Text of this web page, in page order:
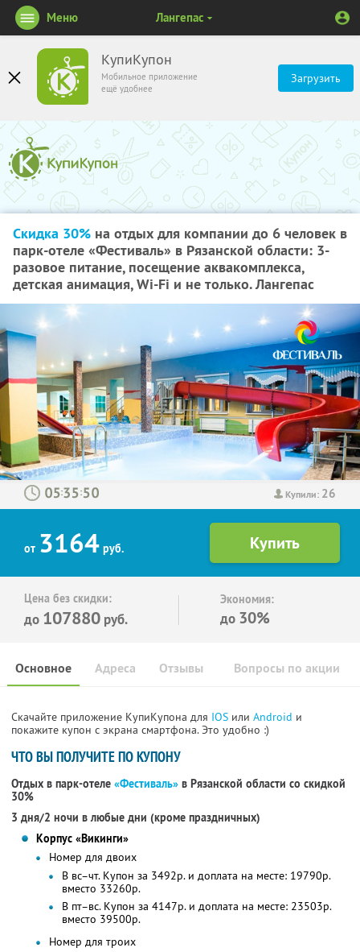
КупиКупон
Мобильное приложение
ещё удобнее
Загрузить
Меню Лангепас
Скидка 30% на отдых для компании до 6 человек в
парк-отеле «Фестиваль» в Рязанской области: 3-
разовое питание, посещение аквакомплекса,
детская анимация, Wi-Fi и не только. Лангепас
Купили: 26
: :
от 3164 руб.
Цена без скидки:
до 107880 руб.
Экономия:
до 30%
Основное Отзывы Вопросы по акции
Адреса
Скачайте приложение КупиКупона для IOS или Android и
покажите купон с экрана смартфона. Это удобно :)
ЧТО ВЫ ПОЛУЧИТЕ ПО КУПОНУ
Отдых в парк-отеле «Фестиваль» в Рязанской области со скидкой
30%
3 дня/2 ночи в любые дни (кроме праздничных)
Корпус «Викинги»
Номер для двоих
В вс–чт. Купон за 3492р. и доплата на месте: 19790р.
вместо 33260р.
В пт–вс. Купон за 4147р. и доплата на месте: 23503р.
вместо 39500р.
Номер для троих